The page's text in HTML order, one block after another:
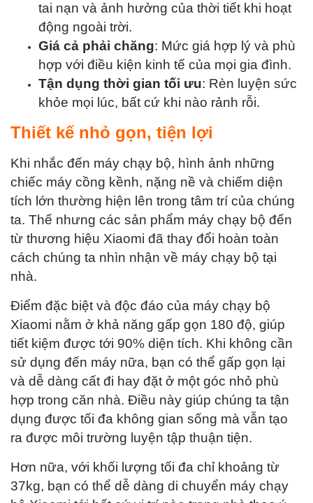
tai nạn và ảnh hưởng của thời tiết khi hoạt
động ngoài trời.
Giá cả phải chăng: Mức giá hợp lý và phù
hợp với điều kiện kinh tế của mọi gia đình.
Tận dụng thời gian tối ưu: Rèn luyện sức
khỏe mọi lúc, bất cứ khi nào rảnh rỗi.
Thiết kế nhỏ gọn, tiện lợi
Khi nhắc đến máy chạy bộ, hình ảnh những
chiếc máy cồng kềnh, nặng nề và chiếm diện
tích lớn thường hiện lên trong tâm trí của chúng
ta. Thế nhưng các sản phẩm máy chạy bộ đến
từ thương hiệu Xiaomi đã thay đổi hoàn toàn
cách chúng ta nhìn nhận về máy chạy bộ tại
nhà.
Điểm đặc biệt và độc đáo của máy chạy bộ
Xiaomi nằm ở khả năng gấp gọn 180 độ, giúp
tiết kiệm được tới 90% diện tích. Khi không cần
sử dụng đến máy nữa, bạn có thể gấp gọn lại
và dễ dàng cất đi hay đặt ở một góc nhỏ phù
hợp trong căn nhà. Điều này giúp chúng ta tận
dụng được tối đa không gian sống mà vẫn tạo
ra được môi trường luyện tập thuận tiện.
Hơn nữa, với khối lượng tối đa chỉ khoảng từ
37kg, bạn có thể dễ dàng di chuyển máy chạy